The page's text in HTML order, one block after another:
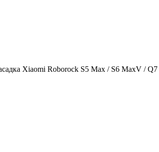
Xiaomi Roborock S5 Max / S6 MaxV /